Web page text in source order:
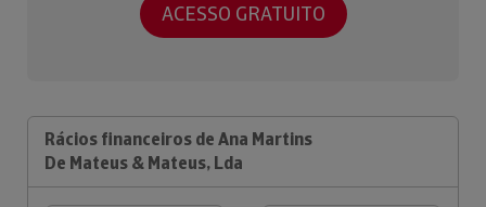
ACESSO GRATUITO
Rácios financeiros de Ana Martins
De Mateus & Mateus, Lda